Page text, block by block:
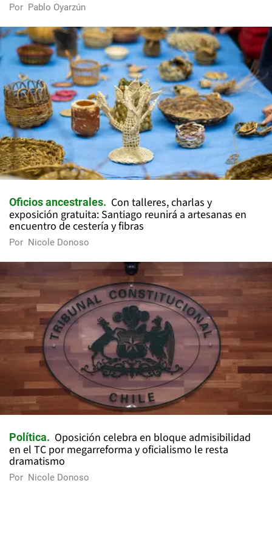
Por Pablo Oyarzún
Oficios ancestrales
Con talleres, charlas y
exposición gratuita: Santiago reunirá a artesanas en
encuentro de cestería y fibras
Por Nicole Donoso
Política
Oposición celebra en bloque admisibilidad
en el TC por megarreforma y oficialismo le resta
dramatismo
Por Nicole Donoso